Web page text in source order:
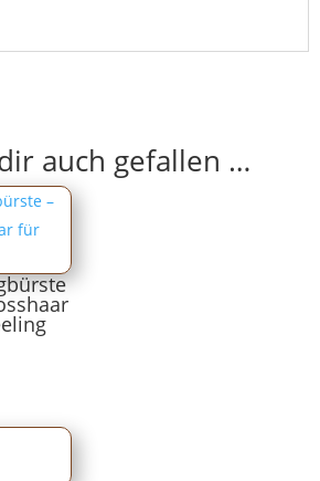
auch gefallen …